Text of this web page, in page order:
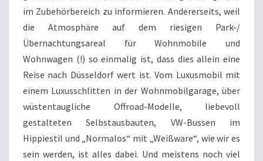
im Zubehörbereich zu informieren. Andererseits, weil
die Atmosphäre auf dem riesigen Park-/
Übernachtungsareal für Wohnmobile und
Wohnwagen (!) so einmalig ist, dass dies allein eine
Reise nach Düsseldorf wert ist. Vom Luxusmobil mit
einem Luxusschlitten in der Wohnmobilgarage, über
wüstentaugliche Offroad-Modelle, liebevoll
gestalteten Selbstausbauten, VW-Bussen im
Hippiestil und „Normalos“ mit „Weißware“, wie wir es
sein werden, ist alles dabei. Und meistens noch viel